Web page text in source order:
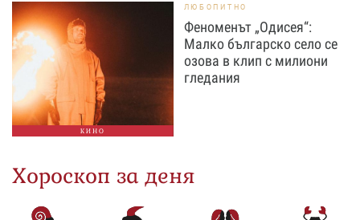
КИНО
ЛЮБОПИТНО
Феноменът „Одисея“:
Малко българско село се
озова в клип с милиони
гледания
Хороскоп за деня